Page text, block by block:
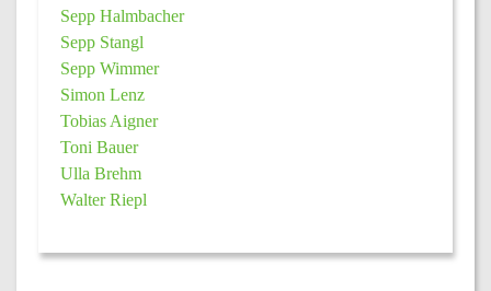
Sepp Halmbacher
Sepp Stangl
Sepp Wimmer
Simon Lenz
Tobias Aigner
Toni Bauer
Ulla Brehm
Walter Riepl